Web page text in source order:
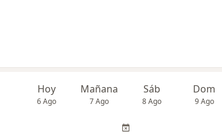
Hoy
6 Ago
Mañana
7 Ago
Sáb
8 Ago
Dom
9 Ago